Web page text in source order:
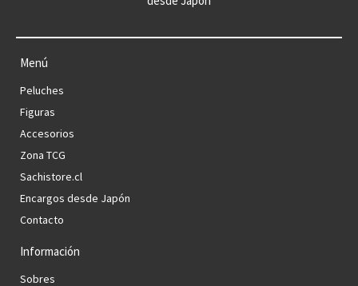
Menú
Peluches
Figuras
Accesorios
Zona TCG
Sachistore.cl
Encargos desde Japón
Contacto
Información
Sobres